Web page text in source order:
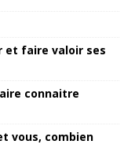
et faire valoir ses
connaitre
vous, combien